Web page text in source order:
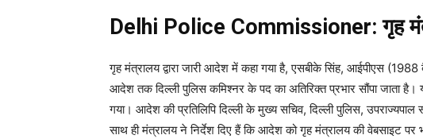
Delhi Police Commissioner: गृह
गृह मंत्रालय द्वारा जारी आदेश में कहा गया है, एसबीके सिंह, आईपीएस
आदेश तक दिल्ली पुलिस कमिश्नर के पद का अतिरिक्त प्रभार सौंपा जाता
गया। आदेश की प्रतिलिपि दिल्ली के मुख्य सचिव, दिल्ली पुलिस,
साथ ही मंत्रालय ने निर्देश दिए हैं कि आदेश को गृह मंत्रालय की वेबसाइट पर